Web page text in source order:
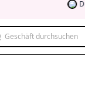
Drehe
Geschäft durchsuchen